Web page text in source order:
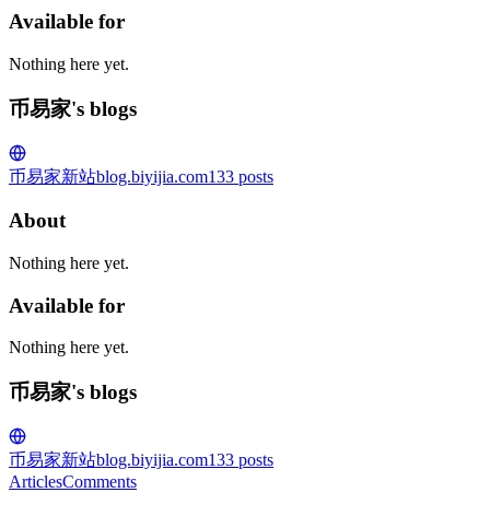
Available for
Nothing here yet.
币易家's blogs
币易家新站blog.biyijia.com133 posts
About
Nothing here yet.
Available for
Nothing here yet.
币易家's blogs
币易家新站blog.biyijia.com133 posts
ArticlesComments